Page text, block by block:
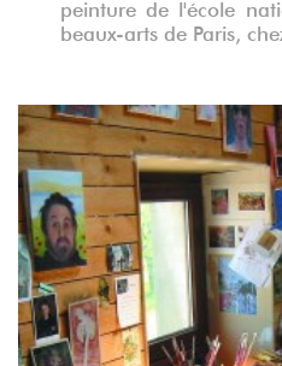
peinture de l'école
beaux-arts de Paris,